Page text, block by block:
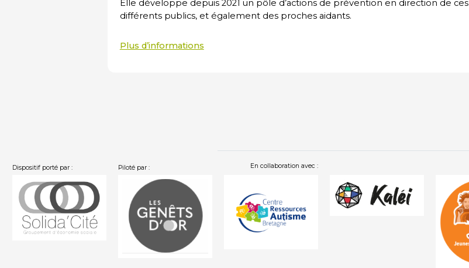
Elle développe depuis 2021 un pôle d’actions de prévention en direction de ces
différents publics, et également des proches aidants.
Plus d’informations
Dispositif porté par : Piloté par : En collaboration avec :